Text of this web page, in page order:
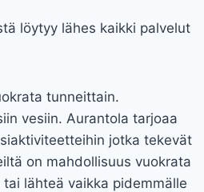
löytyy lähes kaikki palvelut
tunneittain.
vesiin. Aurantola tarjoaa
jotka tekevät
on mahdollisuus vuokrata
lähteä vaikka pidemmälle